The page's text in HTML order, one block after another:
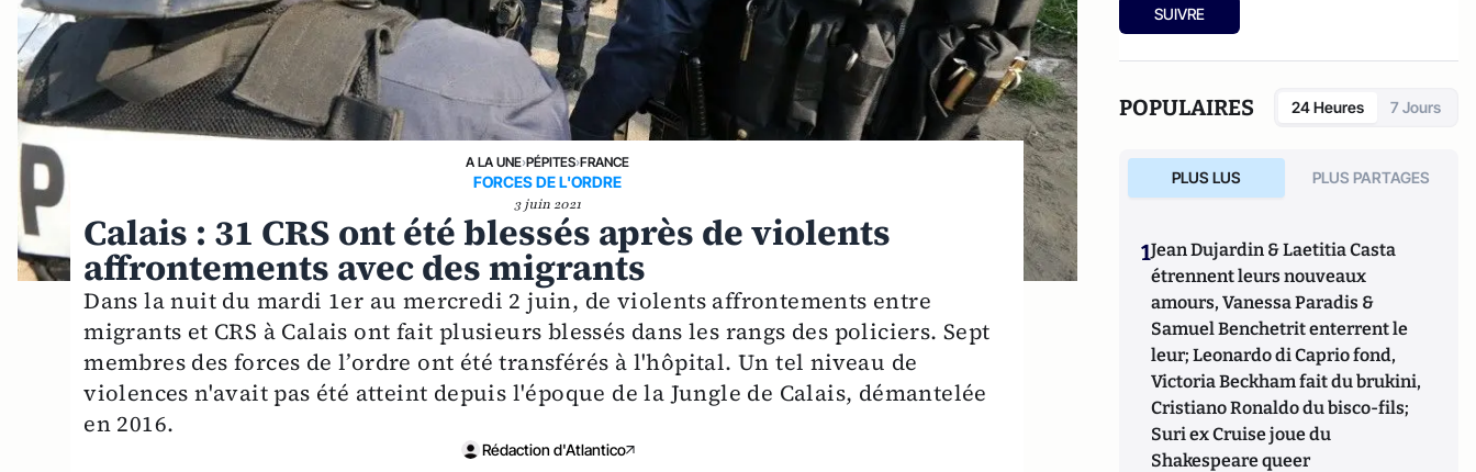
A LA UNE›PÉPITES›FRANCE
FORCES DE L'ORDRE
3 juin 2021
Calais : 31 CRS ont été blessés après de violents
affrontements avec des migrants
Dans la nuit du mardi 1er au mercredi 2 juin, de violents affrontements entre
migrants et CRS à Calais ont fait plusieurs blessés dans les rangs des policiers. Sept
membres des forces de l’ordre ont été transférés à l'hôpital. Un tel niveau de
violences n'avait pas été atteint depuis l'époque de la Jungle de Calais, démantelée
en 2016.
Rédaction d'Atlantico
SUIVRE
POPULAIRES 24 Heures 7 Jours
PLUS LUS PLUS PARTAGES
1Jean Dujardin & Laetitia Casta
étrennent leurs nouveaux
amours, Vanessa Paradis &
Samuel Benchetrit enterrent le
leur; Leonardo di Caprio fond,
Victoria Beckham fait du brukini,
Cristiano Ronaldo du bisco-fils;
Suri ex Cruise joue du
Shakespeare queer